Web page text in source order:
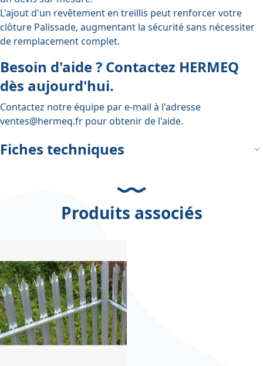
L'ajout d'un revêtement en treillis peut renforcer votre
clôture Palissade, augmentant la sécurité sans nécessiter
de remplacement complet.
Besoin d'aide ? Contactez HERMEQ
dès aujourd'hui.
Contactez notre équipe par e-mail à l'adresse
ventes@hermeq.fr pour obtenir de l'aide.
Fiches techniques
Produits associés